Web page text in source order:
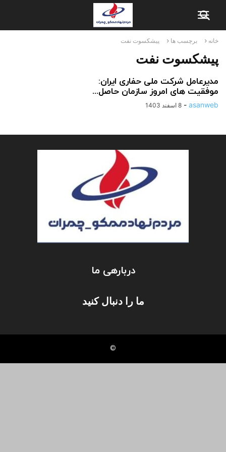
خانه برچسب ها پیشکسوت نفت
پیشکسوت نفت
مدیرعامل شرکت ملی حفاری ایران:
موفقیت های امروز سازمان حاصل...
asanweb
- 8 اسفند 1403
دربارهی ما
ما را دنبال کنید
©